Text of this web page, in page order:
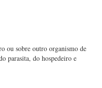
ou sobre outro organismo de
parasita, do hospedeiro e